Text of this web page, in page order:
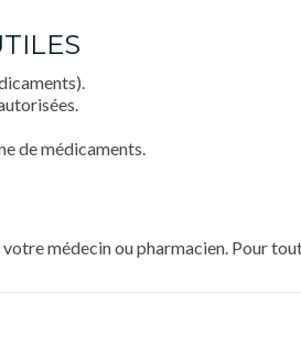
de médicaments.
médecin ou pharmacien. Pour